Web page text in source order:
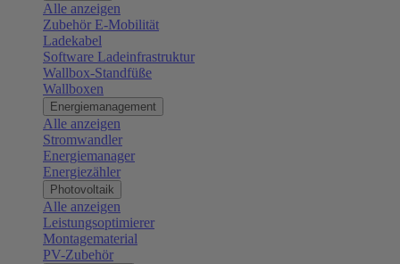
Alle anzeigen
Zubehör E-Mobilität
Ladekabel
Software Ladeinfrastruktur
Wallbox-Standfüße
Wallboxen
Energiemanagement
Alle anzeigen
Stromwandler
Energiemanager
Energiezähler
Photovoltaik
Alle anzeigen
Leistungsoptimierer
Montagematerial
PV-Zubehör